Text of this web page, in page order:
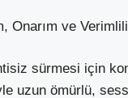
Onarım ve
sürmesi için
uzun ömürlü,